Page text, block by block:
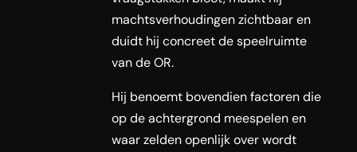
machtsverhoudingen zichtbaar en
duidt hij concreet de speelruimte
van de OR.
Hij benoemt bovendien factoren die
op de achtergrond meespelen en
waar zelden openlijk over wordt